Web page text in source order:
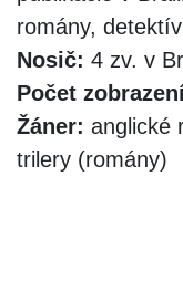
romány,
Nosič: 4 zv. v
Počet
Žáner: anglické
trilery (romány)